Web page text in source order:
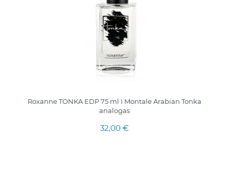
Roxanne TONKA EDP 75 ml I Montale Arabian Tonka
analogas
32,00 €